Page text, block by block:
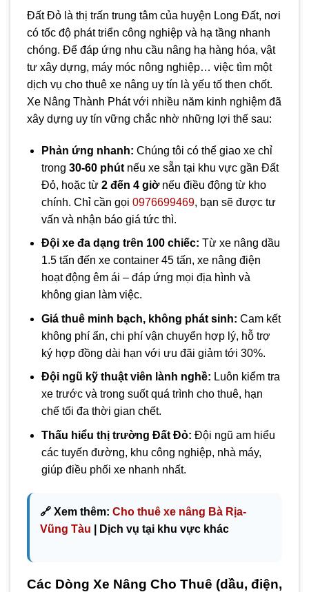
Đất Đỏ là thị trấn trung tâm của huyện Long Đất, nơi
có tốc độ phát triển công nghiệp và hạ tầng nhanh
chóng. Để đáp ứng nhu cầu nâng hạ hàng hóa, vật
tư xây dựng, máy móc nông nghiệp… việc tìm một
dịch vụ cho thuê xe nâng uy tín là yếu tố then chốt.
Xe Nâng Thành Phát với nhiều năm kinh nghiệm đã
xây dựng uy tín vững chắc nhờ những lợi thế sau:
Phản ứng nhanh: Chúng tôi có thể giao xe chỉ
trong 30-60 phútnếu xe sẵn tại khu vực gần Đất
Đỏ, hoặc từ 2 đến 4 giờnếu điều động từ kho
chính. Chỉ cần gọi 0976699469, bạn sẽ được tư
vấn và nhận báo giá tức thì.
Đội xe đa dạng trên 100 chiếc: Từ xe nâng dầu
1.5 tấn đến xe container 45 tấn, xe nâng điện
hoạt động êm ái – đáp ứng mọi địa hình và
không gian làm việc.
Giá thuê minh bạch, không phát sinh: Cam kết
không phí ẩn, chi phí vận chuyển hợp lý, hỗ trợ
ký hợp đồng dài hạn với ưu đãi giảm tới 30%.
Đội ngũ kỹ thuật viên lành nghề: Luôn kiểm tra
xe trước và trong suốt quá trình cho thuê, hạn
chế tối đa thời gian chết.
Thấu hiểu thị trường Đất Đỏ: Đội ngũ am hiểu
các tuyến đường, khu công nghiệp, nhà máy,
giúp điều phối xe nhanh nhất.
🔗 Xem thêm: Cho thuê xe nâng Bà Rịa-
Vũng Tàu | Dịch vụ tại khu vực khác
Các Dòng Xe Nâng Cho Thuê (dầu, điện,